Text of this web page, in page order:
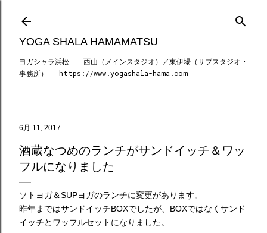
スキップしてメイン コンテンツに移動
YOGA SHALA HAMAMATSU
ヨガシャラ浜松 西山（メインスタジオ）／東伊場（サブスタジオ・
事務所） https://www.yogashala-hama.com
6月 11, 2017
酒蔵なつめのランチがサンドイッチ＆ワッ
フルになりました
ソトヨガ＆SUPヨガのランチに変更があります。
昨年まではサンドイッチBOXでしたが、BOXではなくサンド
イッチとワッフルセットになりました。